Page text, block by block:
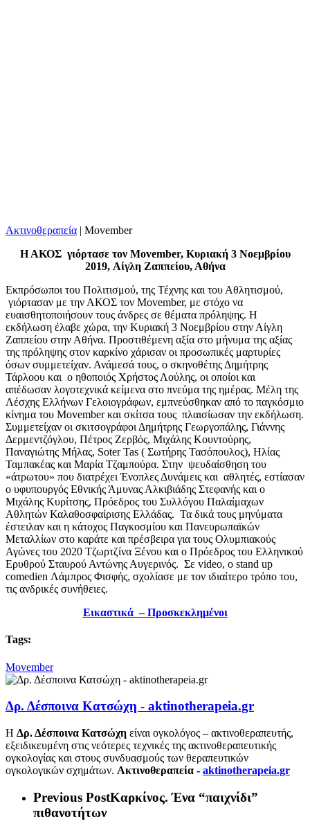
Ακτινοθεραπεία | Movember
Η ΑΚΟΣ γιόρτασε τον Movember, Κυριακή 3 Νοεμβρίου
2019, Αίγλη Ζαππείου, Αθήνα
Εκπρόσωποι του Πολιτισμού, της Τέχνης και του Αθλητισμού,
γιόρτασαν με την ΑΚΟΣ τον Movember, με στόχο να
ευαισθητοποιήσουν τους άνδρες σε θέματα πρόληψης. Η
εκδήλωση έλαβε χώρα, την Κυριακή 3 Νοεμβρίου στην Αίγλη
Ζαππείου στην Αθήνα. Προστιθέμενη αξία στο μήνυμα της αξίας
της πρόληψης στον καρκίνο χάρισαν οι προσωπικές μαρτυρίες
όσων συμμετείχαν. Ανάμεσά τους, ο σκηνοθέτης Δημήτρης
Τάρλοου και ο ηθοποιός Χρήστος Λούλης, οι οποίοι και
απέδωσαν λογοτεχνικά κείμενα στο πνεύμα της ημέρας. Μέλη της
Λέσχης Ελλήνων Γελοιογράφων, εμπνεύσθηκαν από το παγκόσμιο
κίνημα του Movember και σκίτσα τους πλαισίωσαν την εκδήλωση.
Συμμετείχαν οι σκιτσογράφοι Δημήτρης Γεωργοπάλης, Γιάννης
Δερμεντζόγλου, Πέτρος Ζερβός, Μιχάλης Κουντούρης,
Παναγιώτης Μήλας, Soter Tas ( Σωτήρης Τασόπουλος), Ηλίας
Ταμπακέας και Μαρία Τζαμπούρα. Στην ψευδαίσθηση του
«άτρωτου» που διατρέχει Ένοπλες Δυνάμεις και αθλητές, εστίασαν
ο υφυπουργός Εθνικής Άμυνας Αλκιβιάδης Στεφανής και ο
Μιχάλης Κυρίτσης, Πρόεδρος του Συλλόγου Παλαίμαχων
Αθλητών Καλαθοσφαίρισης Ελλάδας. Τα δικά τους μηνύματα
έστειλαν και η κάτοχος Παγκοσμίου και Πανευρωπαϊκών
Μεταλλίων στο καράτε και πρέσβειρα για τους Ολυμπιακούς
Αγώνες του 2020 Τζωρτζίνα Ξένου και ο Πρόεδρος του Ελληνικού
Ερυθρού Σταυρού Αντώνης Αυγερινός. Σε video, ο stand up
comedien Λάμπρος Φισφής, σχολίασε με τον ιδιαίτερο τρόπο του,
τις ανδρικές συνήθειες.
Εικαστικά –Προσκεκλημένοι
Tags:
Movember
Δρ. Δέσποινα Κατσώχη - aktinotherapeia.gr
Η Δρ. Δέσποινα Κατσώχη είναι ογκολόγος – ακτινοθεραπευτής,
εξειδικευμένη στις νεότερες τεχνικές της ακτινοθεραπευτικής
ογκολογίας και στους συνδυασμούς των θεραπευτικών
ογκολογικών σχημάτων. Ακτινοθεραπεία - aktinotherapeia.gr
Previous PostΚαρκίνος. Ένα “παιχνίδι”
πιθανοτήτων